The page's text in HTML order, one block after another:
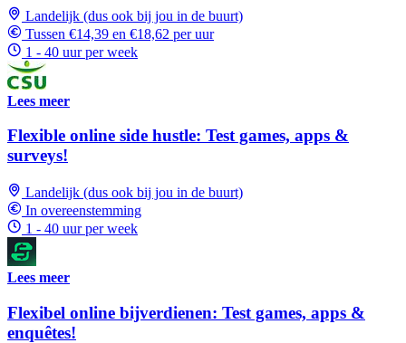
Landelijk (dus ook bij jou in de buurt)
Tussen €14,39 en €18,62 per uur
1 - 40 uur per week
Lees meer
Flexible online side hustle: Test games, apps &
surveys!
Landelijk (dus ook bij jou in de buurt)
In overeenstemming
1 - 40 uur per week
Lees meer
Flexibel online bijverdienen: Test games, apps &
enquêtes!